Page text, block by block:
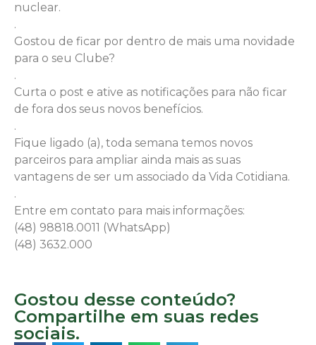
nuclear.
.
Gostou de ficar por dentro de mais uma novidade
para o seu Clube?
.
Curta o post e ative as notificações para não ficar
de fora dos seus novos benefícios.
.
Fique ligado (a), toda semana temos novos
parceiros para ampliar ainda mais as suas
vantagens de ser um associado da Vida Cotidiana.
.
Entre em contato para mais informações:
(48) 98818.0011 (WhatsApp)
(48) 3632.000
Gostou desse conteúdo?
Compartilhe em suas redes
sociais.